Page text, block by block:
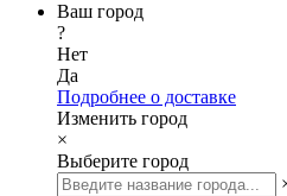
Ваш город
?
Нет
Да
Подробнее о доставке
Изменить город
×
Выберите город